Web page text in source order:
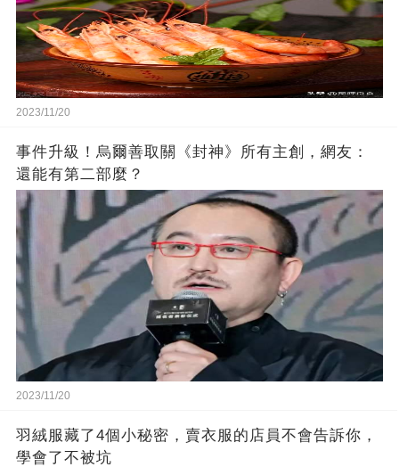
2023/11/20
事件升級！烏爾善取關《封神》所有主創，網友：
還能有第二部麼？
2023/11/20
羽絨服藏了4個小秘密，賣衣服的店員不會告訴你，
學會了不被坑